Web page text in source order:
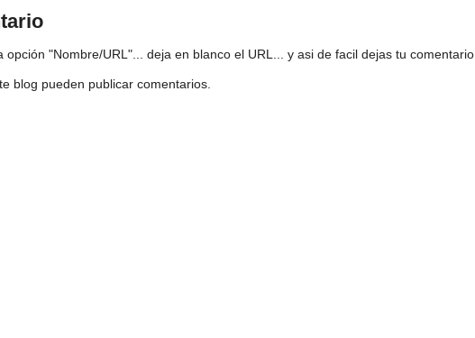
"Nombre/URL"... deja en blanco el URL... y asi de facil dejas tu comentario.
blog pueden publicar comentarios.